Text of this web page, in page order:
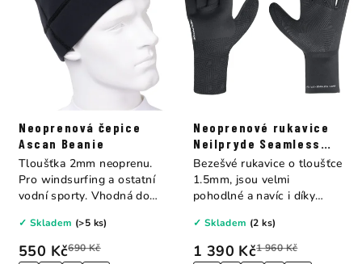
Neoprenová čepice
Ascan Beanie
550 Kč690 Kč
✓ Skladem (>5 ks)
Tloušťka 2mm neoprenu.
Pro windsurfing a ostatní
vodní sporty. Vhodná do
Neoprenové rukavice
Neilpryde Seamless
Glove 1.5mm
1 390 Kč1 960 Kč
✓ Skladem (2 ks)
Bezešvé rukavice o tloušťce
1.5mm, jsou velmi
pohodlné a navíc i díky